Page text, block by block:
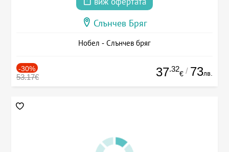
Слънчев Бряг
Нобел - Слънчев бряг
-30%
53.17€ 37.32
€ / 73лв.